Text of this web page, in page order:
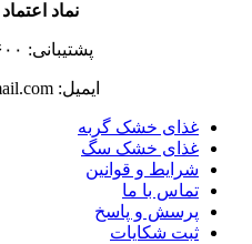
نماد
پشتیبانی: ۰۹۱۰۸۲۹۰۶۰۰
ایمیل: petzip.ir@gmail.com
غذای خشک گربه
غذای خشک سگ
شرایط و قوانین
تماس با ما
پرسش و پاسخ
ثبت شکایات